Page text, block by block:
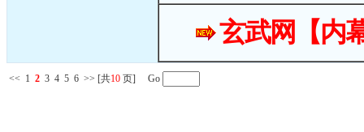
玄武网【内
<< 1 2 3 4 5 6 >> [共10 页] Go